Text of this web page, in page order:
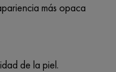
más opaca
de la piel.